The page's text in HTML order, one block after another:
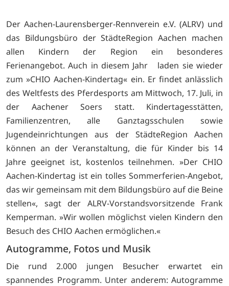
Der Aachen-Laurensberger-Rennverein e.V. (ALRV) und
das Bildungsbüro der StädteRegion Aachen machen
allen Kindern der Region ein besonderes
Ferienangebot. Auch in diesem Jahr laden sie wieder
zum »CHIO Aachen-Kindertag« ein. Er findet anlässlich
des Weltfests des Pferdesports am Mittwoch, 17. Juli, in
der Aachener Soers statt. Kindertagesstätten,
Familienzentren, alle Ganztagsschulen sowie
Jugendeinrichtungen aus der StädteRegion Aachen
können an der Veranstaltung, die für Kinder bis 14
Jahre geeignet ist, kostenlos teilnehmen. »Der CHIO
Aachen-Kindertag ist ein tolles Sommerferien-Angebot,
das wir gemeinsam mit dem Bildungsbüro auf die Beine
stellen«, sagt der ALRV-Vorstandsvorsitzende Frank
Kemperman. »Wir wollen möglichst vielen Kindern den
Besuch des CHIO Aachen ermöglichen.«
Autogramme, Fotos und Musik
Die rund 2.000 jungen Besucher erwartet ein
spannendes Programm. Unter anderem: Autogramme